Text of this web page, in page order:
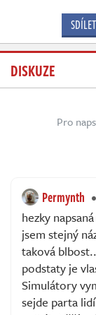
DISKUZE
Pro
Permynth
hezky
jsem stejný
taková
podstaty je
Simulátory
sejde parta